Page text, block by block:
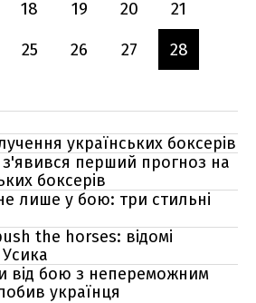
18 19 20
21
25 26 27
28
українських боксерів
перший прогноз на
боксерів
лише у бою: три стильні
the horses: відомі
від бою з непереможним
українця